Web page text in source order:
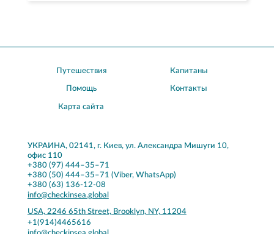
Путешествия Капитаны
Помощь Контакты
Карта сайта
УКРАИНА, 02141, г. Киев, ул. Александра Мишуги 10,
офис 110
+380 (97) 444–35–71
+380 (50) 444–35–71 (Viber, WhatsApp)
+380 (63) 136-12-08
info@checkinsea.global
USA, 2246 65th Street, Brooklyn, NY, 11204
+1(914)4465616